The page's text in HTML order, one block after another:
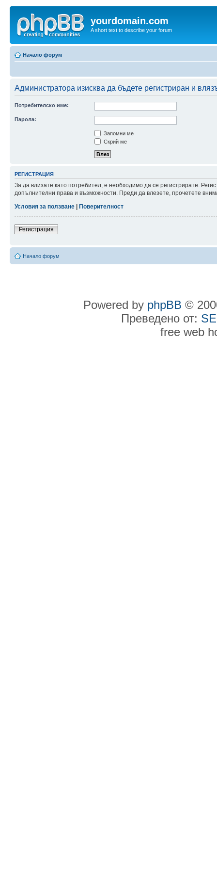
yourdomain.com
A short text to describe your forum
Начало форум
Администратора изисква да бъдете регистриран и
Потребителско име:
Парола:
Запомни ме
Скрий ме
РЕГИСТРАЦИЯ
За да влизате като потребител, е необходимо да се регистрирате.
допълнителни права и възможности. Преди да влезете, прочетете
Условия за ползване
Поверителност
Регистрация
Начало форум
Powered by phpBB ©
Преведено от:
free web